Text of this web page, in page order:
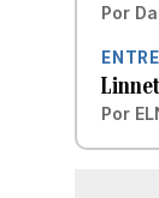
Por
Por